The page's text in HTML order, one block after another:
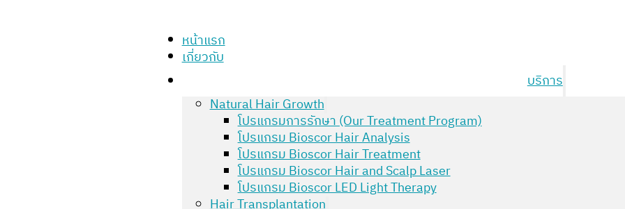
หน้าแรก
เกี่ยวกับ
บริการ
Natural Hair Growth
โปรแกรมการรักษา (Our Treatment Program)
โปรแกรม Bioscor Hair Analysis
โปรแกรม Bioscor Hair Treatment
โปรแกรม Bioscor Hair and Scalp Laser
โปรแกรม Bioscor LED Light Therapy
Hair Transplantation